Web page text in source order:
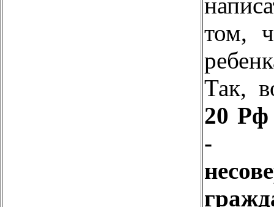
том,
Так,
20 Рф
-